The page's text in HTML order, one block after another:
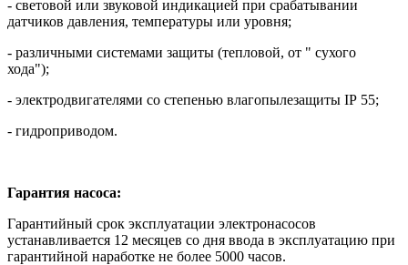
- световой или звуковой индикацией при срабатывании
датчиков давления, температуры или уровня;
- различными системами защиты (тепловой, от " сухого
хода");
- электродвигателями со степенью влагопылезащиты IР 55;
- гидроприводом.
Гарантия насоса:
Гарантийный срок эксплуатации электронасосов
устанавливается 12 месяцев со дня ввода в эксплуатацию при
гарантийной наработке не более 5000 часов.